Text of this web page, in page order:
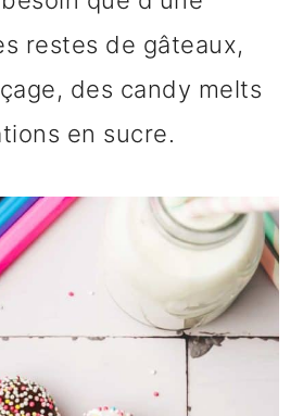
restes de gâteaux,
des candy melts
en sucre.